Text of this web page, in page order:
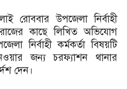
উপজেলা নির্বাহী
কাছে লিখিত অভিযোগ
নির্বাহী কর্মকর্তা বিষয়টি
জন্য চরফ্যাশন থানার
দেন।